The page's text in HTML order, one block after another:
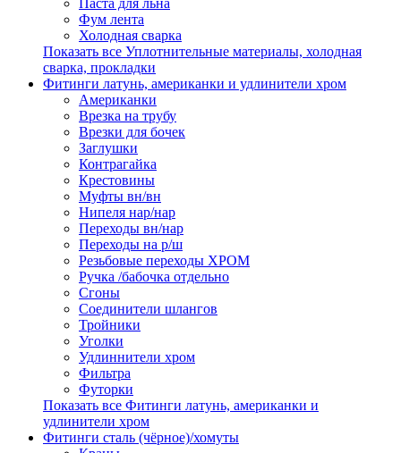
Паста для льна
Фум лента
Холодная сварка
Показать все Уплотнительные материалы, холодная
сварка, прокладки
Фитинги латунь, американки и удлинители хром
Американки
Врезка на трубу
Врезки для бочек
Заглушки
Контрагайка
Крестовины
Муфты вн/вн
Нипеля нар/нар
Переходы вн/нар
Переходы на р/ш
Резьбовые переходы ХРОМ
Ручка /бабочка отдельно
Сгоны
Соединители шлангов
Тройники
Уголки
Удлиннители хром
Фильтра
Футорки
Показать все Фитинги латунь, американки и
удлинители хром
Фитинги сталь (чёрное)/хомуты